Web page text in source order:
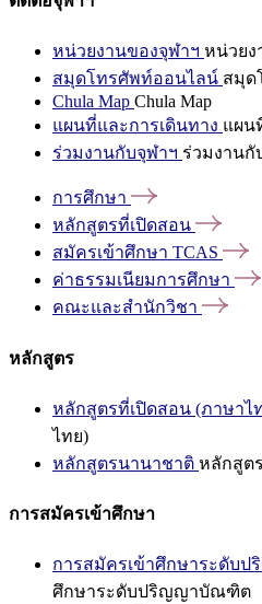
หน่วยงานของจุฬาฯ หน่วยง
สมุดโทรศัพท์ออนไลน์ สมุด
Chula Map Chula Map
แผนที่และการเดินทาง แผน
ร่วมงานกับจุฬาฯ ร่วมงานกั
การศึกษา
หลักสูตรที่เปิดสอน
สมัครเข้าศึกษา TCAS
ค่าธรรมเนียมการศึกษา
คณะและสำนักวิชา
หลักสูตร
หลักสูตรที่เปิดสอน (ภาษาไ
ไทย)
หลักสูตรนานาชาติ หลักสูต
การสมัครเข้าศึกษา
การสมัครเข้าศึกษาระดับ
ศึกษาระดับปริญญาบัณฑิต